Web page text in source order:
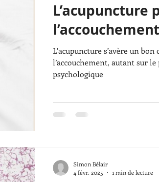
L’acupuncture
l’accouchement
L’acupuncture s’avère un
l’accouchement, autant sur
psychologique
Simon Bélair
4 févr. 2025
1 min de lecture